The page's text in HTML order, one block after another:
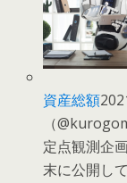
資産総額
（
定点観測企
末に公開し